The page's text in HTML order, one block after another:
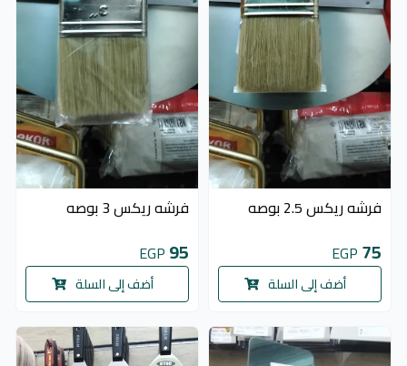
فرشه ريكس 2.5 بوصه
75
EGP
أضف إلى السلة
فرشه ريكس 3 بوصه
95
EGP
أضف إلى السلة